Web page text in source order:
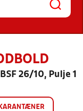
26/10, Pulje 1
KARANTÆNER